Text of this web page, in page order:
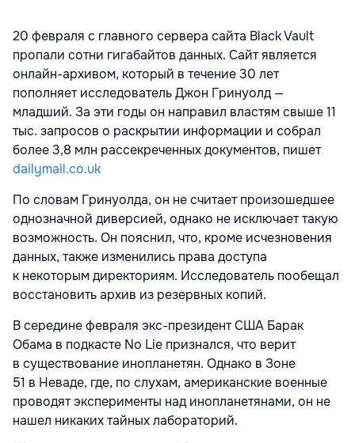
20 февраля с главного сервера сайта Black Vault
пропали сотни гигабайтов данных. Сайт является
онлайн-архивом, который в течение 30 лет
пополняет исследователь Джон Гринуолд —
младший. За эти годы он направил властям свыше 11
тыс. запросов о раскрытии информации и собрал
более 3,8 млн рассекреченных документов, пишет
dailymail.co.uk
По словам Гринуолда, он не считает произошедшее
однозначной диверсией, однако не исключает такую
возможность. Он пояснил, что, кроме исчезновения
данных, также изменились права доступа
к некоторым директориям. Исследователь пообещал
восстановить архив из резервных копий.
В середине февраля экс-президент США Барак
Обама в подкасте No Lie признался, что верит
в существование инопланетян. Однако в Зоне
51 в Неваде, где, по слухам, американские военные
проводят эксперименты над инопланетянами, он не
нашел никаких тайных лабораторий.